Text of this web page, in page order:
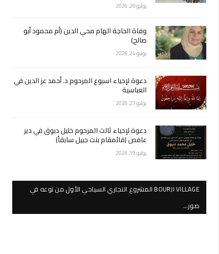
يوليو 28, 2026
وفاة الحاجة الهام محي الدين (أم محمود أبو
صالح)
يوليو 24, 2026
دعوة لإحياء اسبوع المرحوم د. أحمد عز الدين في
العباسية
يوليو 23, 2026
دعوة لإحياء ثالث المرحوم خليل دبوق في دير
عامص (قائمقام بنت جبيل سابقاً)
يوليو 19, 2026
BOURJI VILLAGE المشروع التجاري السياحي الأول من نوعه في
صور…